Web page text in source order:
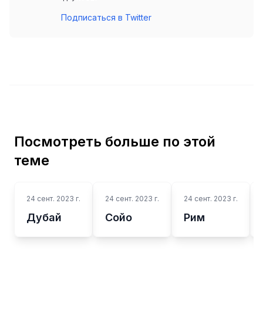
Подписаться в Twitter
Посмотреть больше по этой
теме
24 сент. 2023 г.
Дубай
24 сент. 2023 г.
Сойо
24 сент. 2023 г.
Рим